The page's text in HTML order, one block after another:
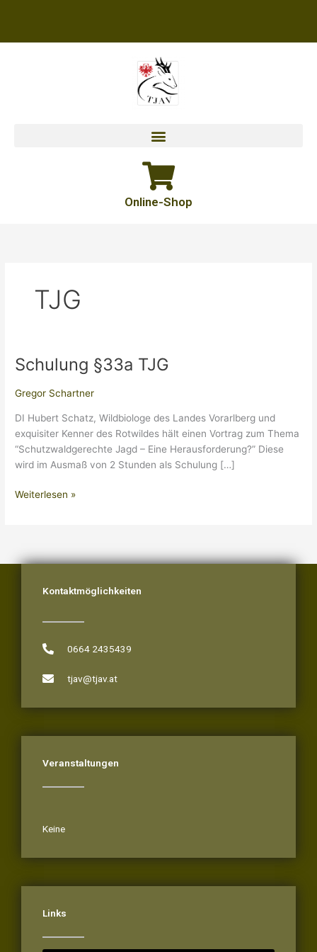
Online-Shop
TJG
Schulung §33a TJG
Gregor Schartner
DI Hubert Schatz, Wildbiologe des Landes Vorarlberg und
exquisiter Kenner des Rotwildes hält einen Vortrag zum Thema
“Schutzwaldgerechte Jagd – Eine Herausforderung?” Diese
wird im Ausmaß von 2 Stunden als Schulung […]
Schulung
TJG
Weiterlesen »
Kontaktmöglichkeiten
0664 2435439
tjav@tjav.at
Veranstaltungen
Keine
Links